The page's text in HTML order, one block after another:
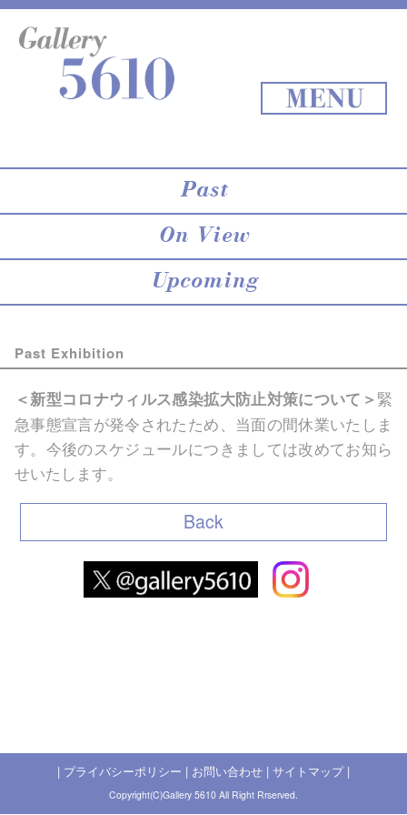
MENU
Exhibition
About 5610
Archives
Map
online store
Staff Blog
Past
On View
Upcoming
Past Exhibition
＜新型コロナウィルス感染拡大防止対策について＞緊
急事態宣言が発令されたため、当面の間休業いたしま
す。今後のスケジュールにつきましては改めてお知ら
せいたします。
Back
| プライバシーポリシー | お問い合わせ | サイトマップ |
Copyright(C)Gallery 5610 All Right Rrserved.